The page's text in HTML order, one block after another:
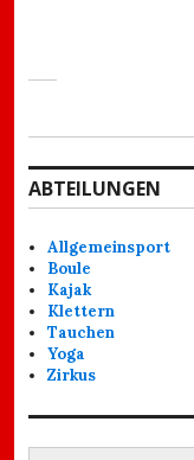
ABTEILUNGEN
Allgemeinsport
Boule
Kajak
Klettern
Tauchen
Yoga
Zirkus